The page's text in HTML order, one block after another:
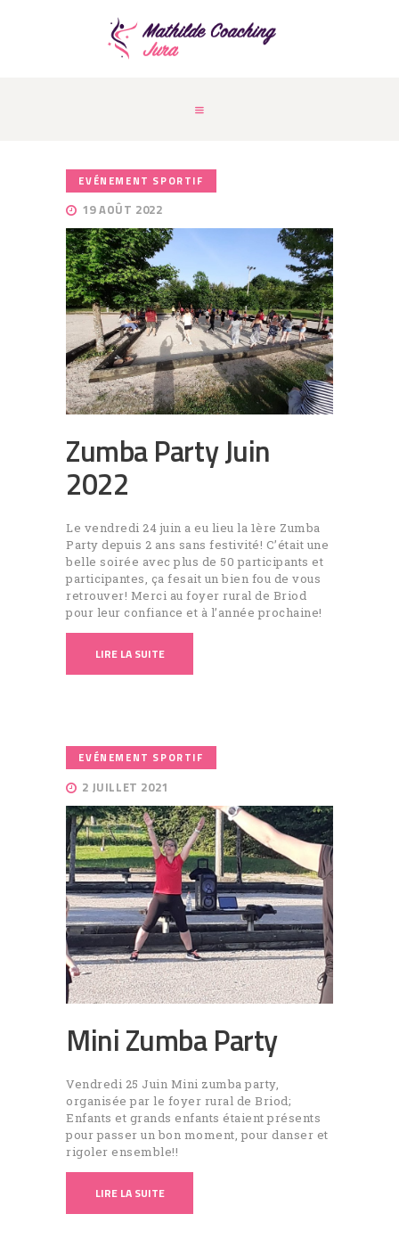
ACCUEIL
PRESTATIONS
CONTACT
EVÉNEMENT SPORTIF
19 AOÛT 2022
Zumba Party Juin
2022
Le vendredi 24 juin a eu lieu la 1ère Zumba
Party depuis 2 ans sans festivité! C’était une
belle soirée avec plus de 50 participants et
participantes, ça fesait un bien fou de vous
retrouver! Merci au foyer rural de Briod
pour leur confiance et à l’année prochaine!
LIRE LA SUITE
EVÉNEMENT SPORTIF
2 JUILLET 2021
Mini Zumba Party
Vendredi 25 Juin Mini zumba party,
organisée par le foyer rural de Briod;
Enfants et grands enfants étaient présents
pour passer un bon moment, pour danser et
rigoler ensemble!!
LIRE LA SUITE